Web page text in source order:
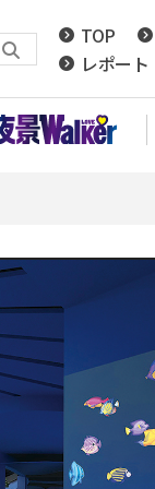
TOP
レポート